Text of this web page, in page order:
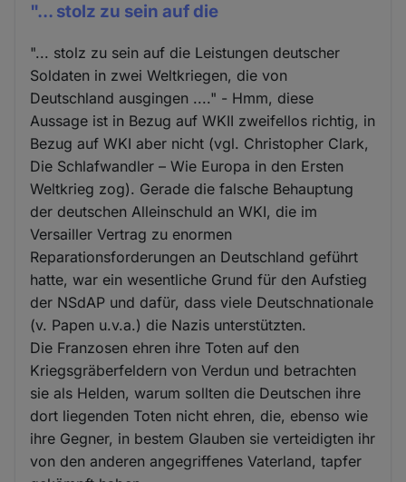
"... stolz zu sein auf die
"... stolz zu sein auf die Leistungen deutscher
Soldaten in zwei Weltkriegen, die von
Deutschland ausgingen ...." - Hmm, diese
Aussage ist in Bezug auf WKII zweifellos richtig, in
Bezug auf WKI aber nicht (vgl. Christopher Clark,
Die Schlafwandler – Wie Europa in den Ersten
Weltkrieg zog). Gerade die falsche Behauptung
der deutschen Alleinschuld an WKI, die im
Versailler Vertrag zu enormen
Reparationsforderungen an Deutschland geführt
hatte, war ein wesentliche Grund für den Aufstieg
der NSdAP und dafür, dass viele Deutschnationale
(v. Papen u.v.a.) die Nazis unterstützten.
Die Franzosen ehren ihre Toten auf den
Kriegsgräberfeldern von Verdun und betrachten
sie als Helden, warum sollten die Deutschen ihre
dort liegenden Toten nicht ehren, die, ebenso wie
ihre Gegner, in bestem Glauben sie verteidigten ihr
von den anderen angegriffenes Vaterland, tapfer